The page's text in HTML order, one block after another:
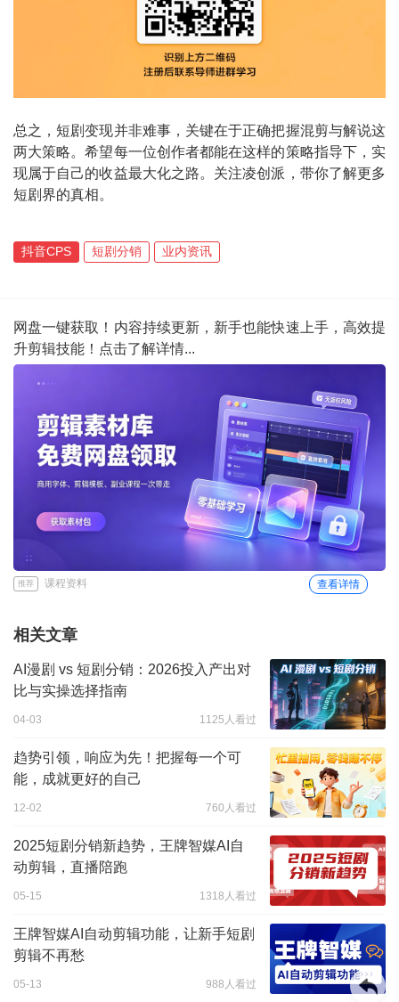
总之，短剧变现并非难事，关键在于正确把握混剪与解说这
两大策略。希望每一位创作者都能在这样的策略指导下，实
现属于自己的收益最大化之路。关注凌创派，带你了解更多
短剧界的真相。
抖音CPS 短剧分销 业内资讯
网盘一键获取！内容持续更新，新手也能快速上手，高效提
升剪辑技能！点击了解详情...
推荐 课程资料 查看详情
相关文章
AI漫剧 vs 短剧分销：2026投入产出对
比与实操选择指南
04-03 1125人看过
趋势引领，响应为先！把握每一个可
能，成就更好的自己
12-02 760人看过
2025短剧分销新趋势，王牌智媒AI自
动剪辑，直播陪跑
05-15 1318人看过
王牌智媒AI自动剪辑功能，让新手短剧
剪辑不再愁
05-13 988人看过